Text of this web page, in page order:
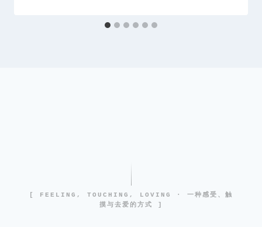
[ FEELING, TOUCHING, LOVING · 一种感受、触
摸与去爱的方式 ]